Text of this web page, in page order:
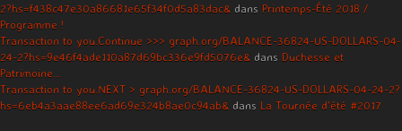
2?hs=f438c47e30a86681e65f34f0d5a83dac& dans Printemps-Été 2018 /
Programme !
Transaction to you.Continue >>> graph.org/BALANCE-36824-US-DOLLARS-04-
24-2?hs=9e46f4ade110a87d69bc336e9fd5076e& dans Duchesse et
Patrimoine…
Transaction to you.NEXT > graph.org/BALANCE-36824-US-DOLLARS-04-24-2?
hs=6eb4a3aae88ee6ad69e324b8ae0c94ab& dans La Tournée d’été #2017